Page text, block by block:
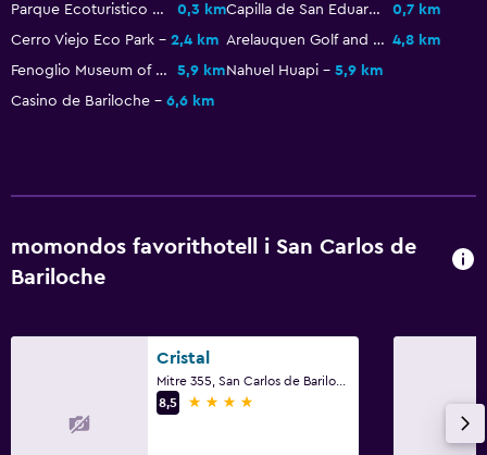
Parque Ecoturistico Cerro Viejo 0,3 km Capilla de San Eduardo
0,7 km
Cerro Viejo Eco Park
2,4 km Arelauquen Golf and Country Club 4,8 km
Fenoglio Museum of Chocolate
5,9 kmNahuel Huapi
5,9 km
Casino de Bariloche
6,6 km
momondos favorithotell i San Carlos de
Bariloche
Cristal
8,5
4 stjärnor